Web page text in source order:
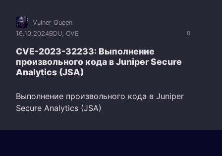
0
Vulner Queen
16.10.2024BDU CVE
CVE-2023-32233: Выполнение
произвольного кода в Juniper Secure
Analytics (JSA)
Выполнение произвольного кода в Juniper
Secure Analytics (JSA)